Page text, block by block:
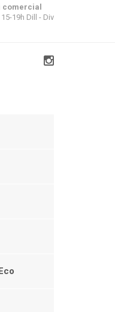
comercial
19h Dill - Div